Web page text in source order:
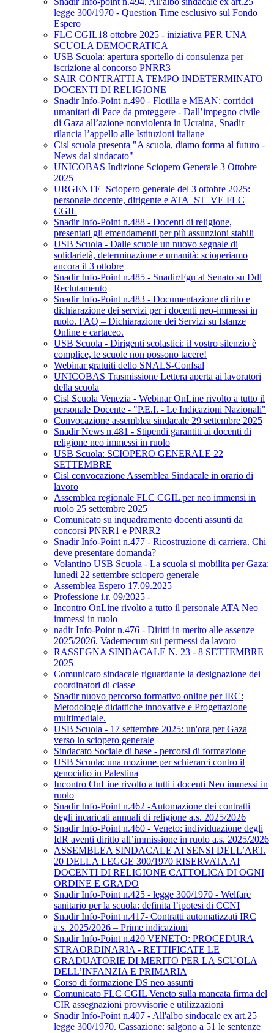
legge 300/1970 - Question Time esclusivo sul Fondo
Espero
FLC CGIL18 ottobre 2025 - iniziativa PER UNA
SCUOLA DEMOCRATICA
USB Scuola: apertura sportello di consulenza per
iscrizione al concorso PNRR3
SAIR CONTRATTI A TEMPO INDETERMINATO
DOCENTI DI RELIGIONE
Snadir Info-Point n.490 - Flotilla e MEAN: corridoi
umanitari di Pace da proteggere - Dall’impegno civile
di Gaza all’azione nonviolenta in Ucraina, Snadir
rilancia l’appello alle Istituzioni italiane
Cisl scuola presenta "A scuola, diamo forma al futuro -
News dal sindacato"
UNICOBAS Indizione Sciopero Generale 3 Ottobre
2025
URGENTE_Sciopero generale del 3 ottobre 2025:
personale docente, dirigente e ATA_ST_VE FLC
CGIL
Snadir Info-Point n.488 - Docenti di religione,
presentati gli emendamenti per più assunzioni stabili
USB Scuola - Dalle scuole un nuovo segnale di
solidarietà, determinazione e umanità: scioperiamo
ancora il 3 ottobre
Snadir Info-Point n.485 - Snadir/Fgu al Senato su Ddl
Reclutamento
Snadir Info-Point n.483 - Documentazione di rito e
dichiarazione dei servizi per i docenti neo-immessi in
ruolo. FAQ – Dichiarazione dei Servizi su Istanze
Online e cartaceo.
USB Scuola - Dirigenti scolastici: il vostro silenzio è
complice, le scuole non possono tacere!
Webinar gratuiti dello SNALS-Confsal
UNICOBAS Trasmissione Lettera aperta ai lavoratori
della scuola
Cisl Scuola Venezia - Webinar OnLine rivolto a tutto il
personale Docente - "P.E.I. - Le Indicazioni Nazionali"
Convocazione assemblea sindacale 29 settembre 2025
Snadir News n.481 - Stipendi garantiti ai docenti di
religione neo immessi in ruolo
USB Scuola: SCIOPERO GENERALE 22
SETTEMBRE
Cisl convocazione Assemblea Sindacale in orario di
lavoro
Assemblea regionale FLC CGIL per neo immensi in
ruolo 25 settembre 2025
Comunicato su inquadramento docenti assunti da
concorsi PNRR1 e PNRR2
Snadir Info-Point n.477 - Ricostruzione di carriera. Chi
deve presentare domanda?
Volantino USB Scuola - La scuola si mobilita per Gaza:
lunedì 22 settembre sciopero generale
Assemblea Espero 17.09.2025
Professione i.r. 09/2025 -
Incontro OnLine rivolto a tutto il personale ATA Neo
immessi in ruolo
nadir Info-Point n.476 - Diritti in merito alle assenze
2025/2026. Vademecum sui permessi da lavoro
RASSEGNA SINDACALE N. 23 - 8 SETTEMBRE
2025
Comunicato sindacale riguardante la designazione dei
coordinatori di classe
Snadir nuovo percorso formativo online per IRC:
Metodologie didattiche innovative e Progettazione
multimediale.
USB Scuola - 17 settembre 2025: un'ora per Gaza
verso lo sciopero generale
Sindacato Sociale di base - percorsi di formazione
USB Scuola: una mozione per schierarci contro il
genocidio in Palestina
Incontro OnLine rivolto a tutti i docenti Neo immessi in
ruolo
Snadir Info-Point n.462 -Automazione dei contratti
degli incaricati annuali di religione a.s. 2025/2026
Snadir Info-Point n.460 - Veneto: individuazione degli
IdR aventi diritto all’immissione in ruolo a.s. 2025/2026
ASSEMBLEA SINDACALE AI SENSI DELL’ART.
20 DELLA LEGGE 300/1970 RISERVATA AI
DOCENTI DI RELIGIONE CATTOLICA DI OGNI
ORDINE E GRADO
Snadir Info-Point n.425 - legge 300/1970 - Welfare
sanitario per la scuola: definita l’ipotesi di CCNI
Snadir Info-Point n.417- Contratti automatizzati IRC
a.s. 2025/2026 – Prime indicazioni
Snadir Info-Point n.420 VENETO: PROCEDURA
STRAORDINARIA - RETTIFICATE LE
GRADUATORIE DI MERITO PER LA SCUOLA
DELL’INFANZIA E PRIMARIA
Corso di formazione DS neo assunti
Comunicato FLC CGIL Veneto sulla mancata firma del
CIR assegnazioni provvisorie e utilizzazioni
Snadir Info-Point n.407 - All'albo sindacale ex art.25
legge 300/1970. Cassazione: salgono a 51 le sentenze